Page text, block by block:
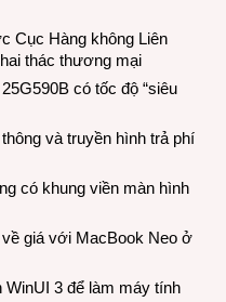
Cục Hàng không Liên
thác thương mại
có tốc độ “siêu
và truyền hình trả phí
có khung viền màn hình
giá với MacBook Neo ở
WinUI 3 để làm máy tính